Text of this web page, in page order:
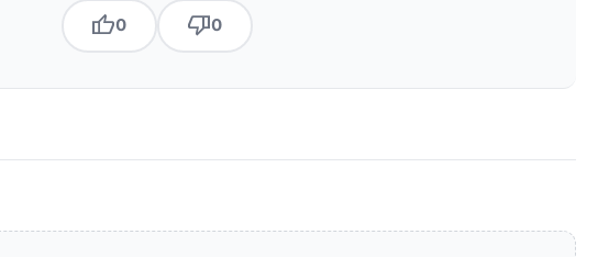
thumb_up0 thumb_down0